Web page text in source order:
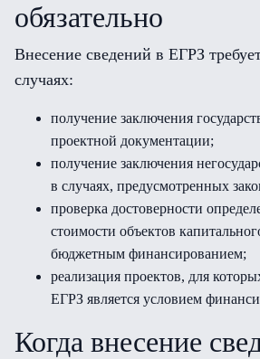
обязательно
Внесение сведений в ЕГРЗ
случаях:
получение заключения
проектной документации;
получение заключения
в случаях, предусмотренных
проверка достоверности
стоимости объектов
бюджетным финансированием;
реализация проектов, для
ЕГРЗ является условием
Когда внесение